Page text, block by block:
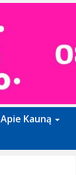
Apie Kauną